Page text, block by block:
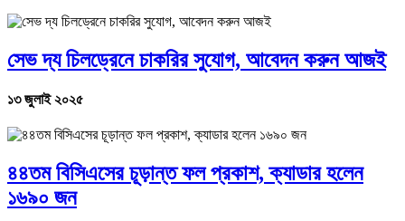
সেভ দ্য চিলড্রেনে চাকরির সুযোগ, আবেদন করুন আজই
১৩ জুলাই ২০২৫
৪৪তম বিসিএসের চূড়ান্ত ফল প্রকাশ, ক্যাডার হলেন
১৬৯০ জন